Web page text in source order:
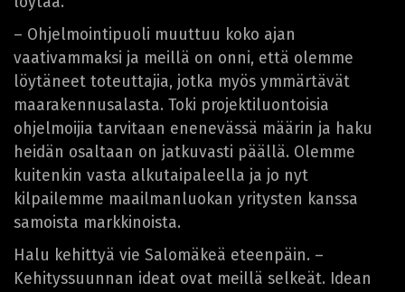
– Ohjelmointipuoli muuttuu koko ajan
vaativammaksi ja meillä on onni, että olemme
löytäneet toteuttajia, jotka myös ymmärtävät
maarakennusalasta. Toki projektiluontoisia
ohjelmoijia tarvitaan enenevässä määrin ja haku
heidän osaltaan on jatkuvasti päällä. Olemme
kuitenkin vasta alkutaipaleella ja jo nyt
kilpailemme maailmanluokan yritysten kanssa
samoista markkinoista.
Halu kehittyä vie Salomäkeä eteenpäin. –
Kehityssuunnan ideat ovat meillä selkeät. Idean